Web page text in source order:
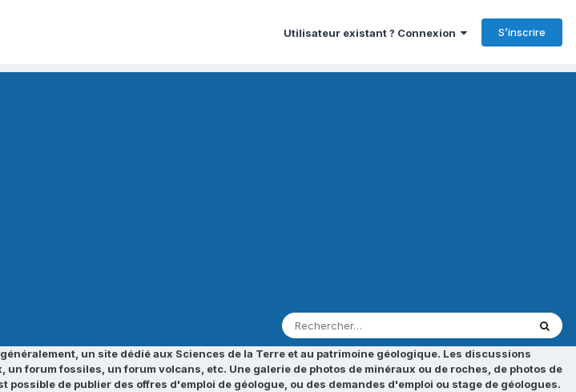
Utilisateur existant ? Connexion S’inscrire
un site dédié aux Sciences de la Terre et au patrimoine géologique. Les discussions
forum fossiles, un forum volcans, etc. Une galerie de photos de minéraux ou de roches, de photos de
de publier des offres d'emploi de géologue, ou des demandes d'emploi ou stage de géologues.